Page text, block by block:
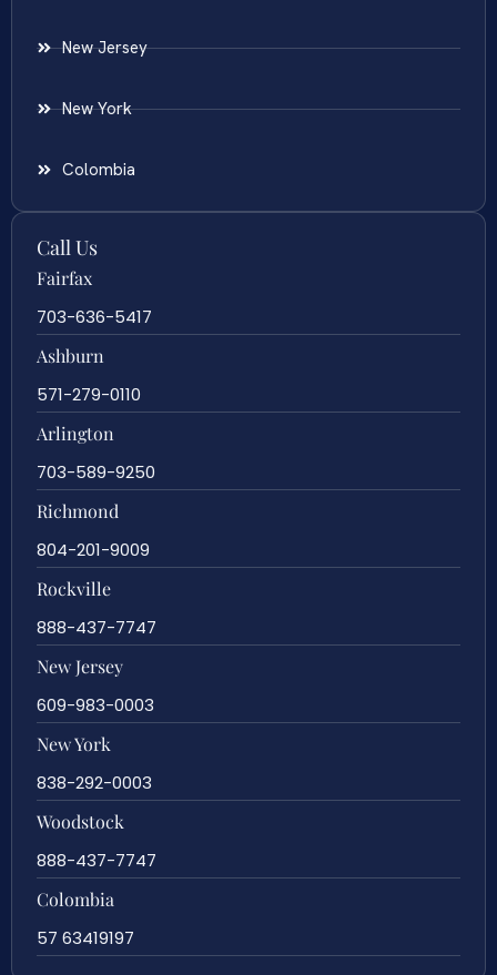
New Jersey
New York
Colombia
Call Us
Fairfax
703-636-5417
Ashburn
571-279-0110
Arlington
703-589-9250
Richmond
804-201-9009
Rockville
888-437-7747
New Jersey
609-983-0003
New York
838-292-0003
Woodstock
888-437-7747
Colombia
57 63419197